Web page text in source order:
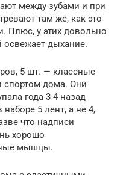
между зубами и при
там же, как это
Плюс, у этих довольно
дыхание.
5 шт. — классные
спортом дома. Они
года 3-4 назад
наборе 5 лент, а не 4,
что надписи
хорошо
мышцы.